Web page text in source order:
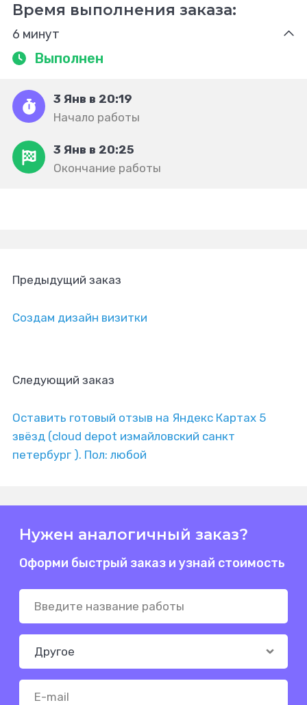
Время выполнения заказа:
6 минут
Выполнен
3 Янв в 20:19
Начало работы
3 Янв в 20:25
Окончание работы
Предыдущий заказ
Создам дизайн визитки
Следующий заказ
Оставить готовый отзыв на Яндекс Картах 5
звёзд (cloud depot измайловский санкт
петербург ). Пол: любой
Нужен аналогичный заказ?
Оформи быстрый заказ и узнай стоимость